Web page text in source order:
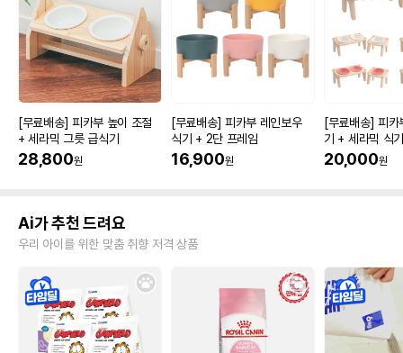
[무료배송] 피카부 높이 조절
+ 세라믹 그릇 급식기
28,800원
[무료배송] 피카부 레인보우
식기 + 2단 프레임
16,900원
[무료배송] 피
기 + 세라믹 식기
20,000원
Ai가 추천 드려요
우리 아이를 위한 맞춤 취향 저격 상품